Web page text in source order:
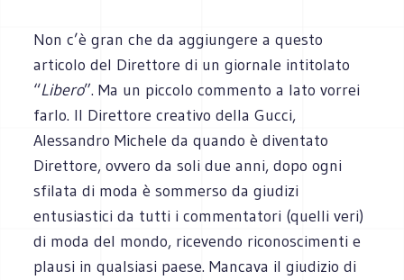
Non c’è gran che da aggiungere a questo
articolo del Direttore di un giornale intitolato
“Libero”.Ma un piccolo commento a lato vorrei
farlo. Il Direttore creativo della Gucci,
Alessandro Michele da quando è diventato
Direttore, ovvero da soli due anni, dopo ogni
sfilata di moda è sommerso da giudizi
entusiastici da tutti i commentatori (quelli veri)
di moda del mondo, ricevendo riconoscimenti e
plausi in qualsiasi paese. Mancava il giudizio di